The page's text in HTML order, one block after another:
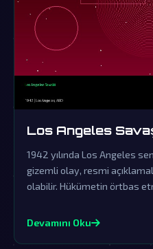
Los Angeles
1942 yılında Los Angeles
gizemli olay, resmi
olabilir. Hükümetin örtbas
Devamını Oku